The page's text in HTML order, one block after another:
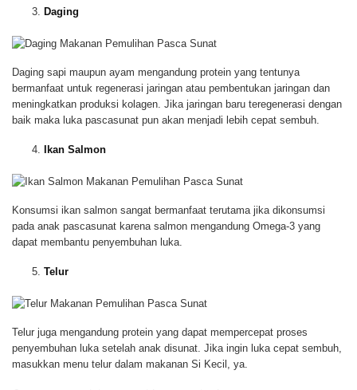
Daging
Daging sapi maupun ayam mengandung protein yang tentunya
bermanfaat untuk regenerasi jaringan atau pembentukan jaringan dan
meningkatkan produksi kolagen. Jika jaringan baru teregenerasi dengan
baik maka luka pascasunat pun akan menjadi lebih cepat sembuh.
Ikan Salmon
Konsumsi ikan salmon sangat bermanfaat terutama jika dikonsumsi
pada anak pascasunat karena salmon mengandung Omega-3 yang
dapat membantu penyembuhan luka.
Telur
Telur juga mengandung protein yang dapat mempercepat proses
penyembuhan luka setelah anak disunat. Jika ingin luka cepat sembuh,
masukkan menu telur dalam makanan Si Kecil, ya.